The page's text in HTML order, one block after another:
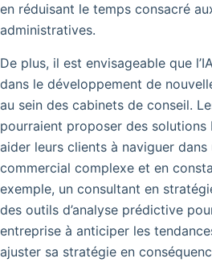
en réduisant le temps consacré
administratives.
De plus, il est envisageable que
dans le développement de
au sein des cabinets de conseil.
pourraient proposer des solutions
aider leurs clients à naviguer dans
commercial complexe et en
exemple, un consultant en
des outils d’analyse prédictive
entreprise à anticiper les
ajuster sa stratégie en